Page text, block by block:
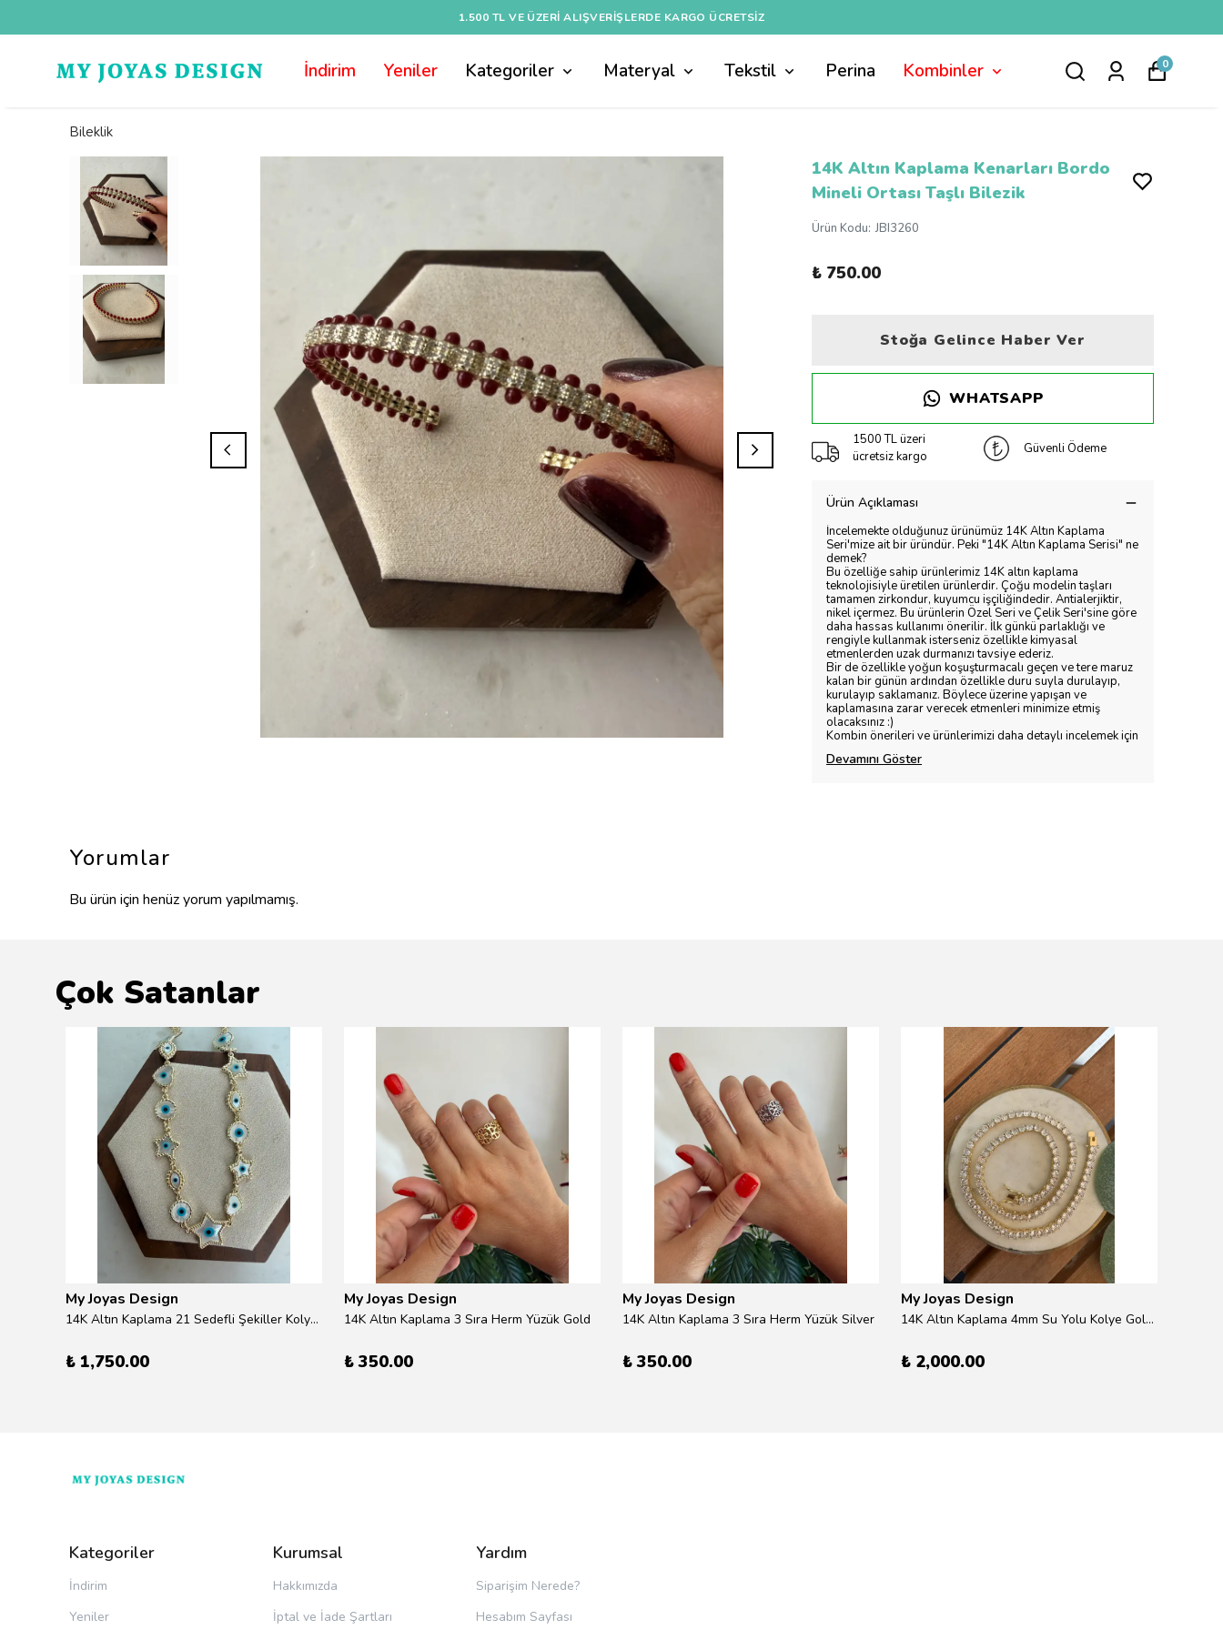
1.500 TL VE ÜZERI ALIŞVERIŞLERDE KARGO ÜCRETSİZ
İndirim Yeniler Kategoriler Materyal Tekstil Perina Kombinler 0
Bileklik
14K Altın Kaplama Kenarları Bordo
Mineli Ortası Taşlı Bilezik
Ürün Kodu: JBI3260
₺ 750.00
Stoğa Gelince Haber Ver
WHATSAPP
1500 TL üzeri
ücretsiz kargo
Güvenli Ödeme
Ürün Açıklaması
İncelemekte olduğunuz ürünümüz 14K Altın Kaplama
Seri'mize ait bir üründür. Peki "14K Altın Kaplama Serisi" ne
demek?
Bu özelliğe sahip ürünlerimiz 14K altın kaplama
teknolojisiyle üretilen ürünlerdir. Çoğu modelin taşları
tamamen zirkondur, kuyumcu işçiliğindedir. Antialerjiktir,
nikel içermez. Bu ürünlerin Özel Seri ve Çelik Seri'sine göre
daha hassas kullanımı önerilir. İlk günkü parlaklığı ve
rengiyle kullanmak isterseniz özellikle kimyasal
etmenlerden uzak durmanızı tavsiye ederiz.
Bir de özellikle yoğun koşuşturmacalı geçen ve tere maruz
kalan bir günün ardından özellikle duru suyla durulayıp,
kurulayıp saklamanız. Böylece üzerine yapışan ve
kaplamasına zarar verecek etmenleri minimize etmiş
olacaksınız :)
Kombin önerileri ve ürünlerimizi daha detaylı incelemek için
Devamını Göster
Yorumlar
Bu ürün için henüz yorum yapılmamış.
Çok Satanlar
My Joyas Design
14K Altın Kaplama 21 Sedefli Şekiller Kolye 46cm
₺ 1,750.00
My Joyas Design
14K Altın Kaplama 3 Sıra Herm Yüzük Gold
₺ 350.00
My Joyas Design
14K Altın Kaplama 3 Sıra Herm Yüzük Silver
₺ 350.00
My Joyas Design
14K Altın Kaplama 4mm Su Yolu Kolye Gold 41cm
₺ 2,000.00
Kategoriler
İndirim
Yeniler
Kurumsal
Hakkımızda
İptal ve İade Şartları
Yardım
Siparişim Nerede?
Hesabım Sayfası